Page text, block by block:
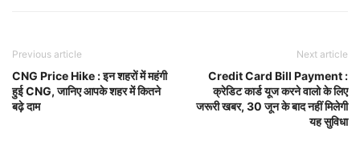
Previous article
CNG Price Hike : इन शहरों में महंगी
हुई CNG, जानिए आपके शहर में कितने
बढ़े दाम
Next article
Credit Card Bill Payment :
क्रेडिट कार्ड यूज करने वालो के लिए
जरूरी खबर, 30 जून के बाद नहीं मिलेगी
यह सुविधा